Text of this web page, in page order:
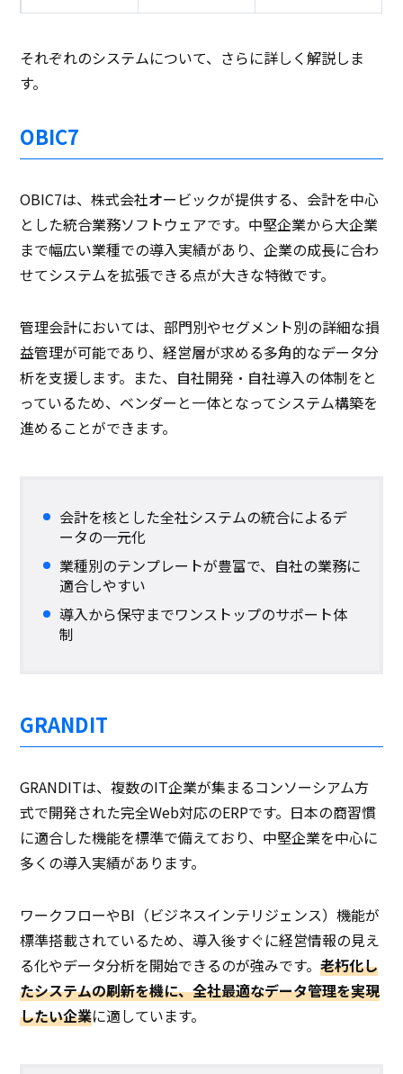
それぞれのシステムについて、さらに詳しく解説しま
す。
OBIC7
OBIC7は、株式会社オービックが提供する、会計を中心
とした統合業務ソフトウェアです。中堅企業から大企業
まで幅広い業種での導入実績があり、企業の成長に合わ
せてシステムを拡張できる点が大きな特徴です。
管理会計においては、部門別やセグメント別の詳細な損
益管理が可能であり、経営層が求める多角的なデータ分
析を支援します。また、自社開発・自社導入の体制をと
っているため、ベンダーと一体となってシステム構築を
進めることができます。
会計を核とした全社システムの統合によるデ
ータの一元化
業種別のテンプレートが豊富で、自社の業務に
適合しやすい
導入から保守までワンストップのサポート体
制
GRANDIT
GRANDITは、複数のIT企業が集まるコンソーシアム方
式で開発された完全Web対応のERPです。日本の商習慣
に適合した機能を標準で備えており、中堅企業を中心に
多くの導入実績があります。
ワークフローやBI（ビジネスインテリジェンス）機能が
標準搭載されているため、導入後すぐに経営情報の見え
る化やデータ分析を開始できるのが強みです。老朽化し
たシステムの刷新を機に、全社最適なデータ管理を実現
したい企業に適しています。